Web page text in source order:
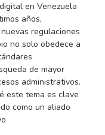
en Venezuela
años,
regulaciones
no solo obedece a
de mayor
administrativos.
este tema es clave
como un aliado